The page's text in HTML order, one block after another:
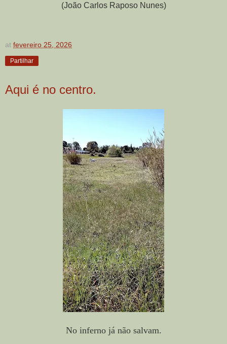
(João Carlos Raposo Nunes)
at fevereiro 25, 2026
Partilhar
Aqui é no centro.
No inferno já não salvam.